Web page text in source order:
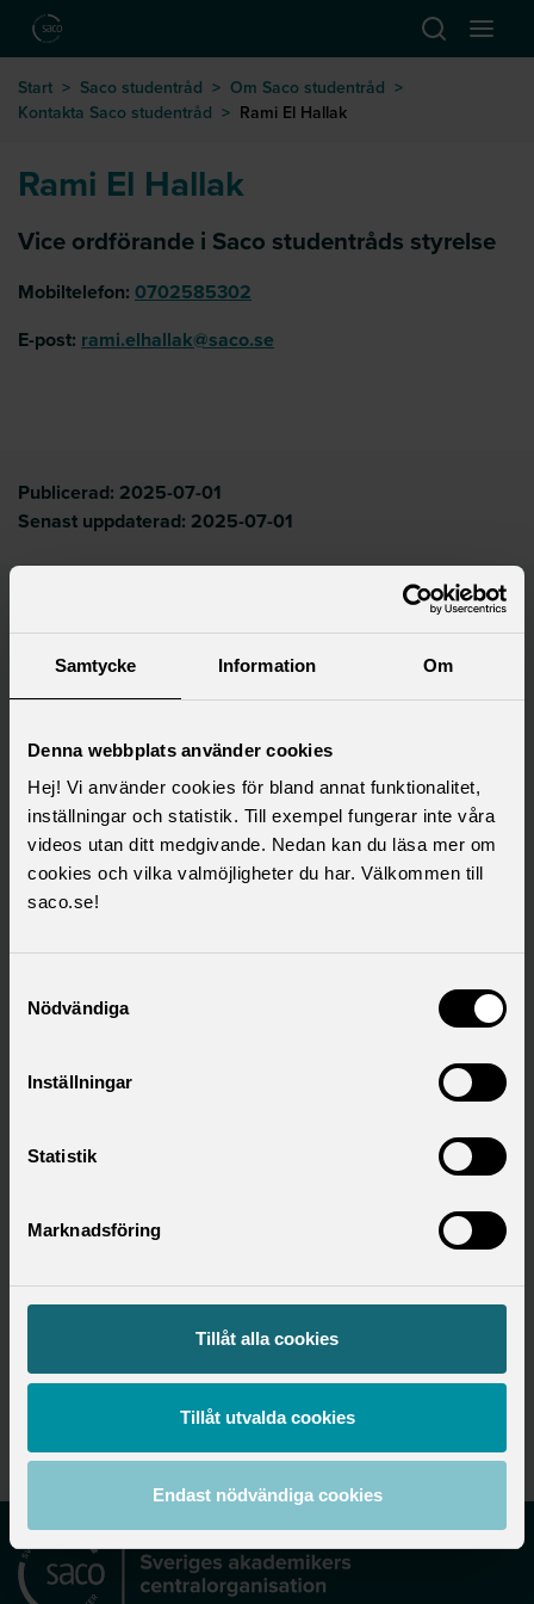
Samtycke Information Om
Denna webbplats använder cookies
Hej! Vi använder cookies för bland annat funktionalitet,
inställningar och statistik. Till exempel fungerar inte våra
videos utan ditt medgivande. Nedan kan du läsa mer om
cookies och vilka valmöjligheter du har. Välkommen till
saco.se!
Nödvändiga
Inställningar
Statistik
Marknadsföring
Tillåt alla cookies
Tillåt utvalda cookies
Endast nödvändiga cookies
Hoppa till huvudinnehåll Öppna
Start > Saco studentråd > Om Saco studentråd >
Kontakta Saco studentråd > Rami El Hallak
Rami El Hallak
Vice ordförande i Saco studentråds styrelse
Mobiltelefon: 0702585302
E-post: rami.elhallak@saco.se
Publicerad: 2025-07-01
Senast uppdaterad: 2025-07-01
Saco samlar 21 svenska
akademikerförbund
Utbildningsområde
Utbildning